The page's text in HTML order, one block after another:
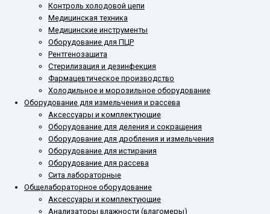
Контроль холодовой цепи
Медицинская техника
Медицинские инструменты
Оборудование для ПЦР
Рентгенозащита
Стерилизация и дезинфекция
Фармацевтическое производство
Холодильное и морозильное оборудование
Оборудование для измельчения и рассева
Аксессуары и комплектующие
Оборудование для деления и сокращения
Оборудование для дробления и измельчения
Оборудование для истирания
Оборудование для рассева
Сита лабораторные
Общелабораторное оборудование
Аксессуары и комплектующие
Анализаторы влажности (влагомеры)